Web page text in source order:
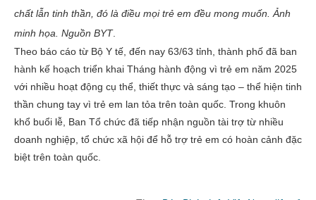
chất lẫn tinh thần, đó là điều mọi trẻ em đều mong muốn. Ảnh
minh họa. Nguồn BYT.
Theo báo cáo từ Bộ Y tế, đến nay 63/63 tỉnh, thành phố đã ban
hành kế hoạch triển khai Tháng hành động vì trẻ em năm 2025
với nhiều hoạt động cụ thể, thiết thực và sáng tạo – thể hiện tinh
thần chung tay vì trẻ em lan tỏa trên toàn quốc. Trong khuôn
khổ buổi lễ, Ban Tổ chức đã tiếp nhận nguồn tài trợ từ nhiều
doanh nghiệp, tổ chức xã hội để hỗ trợ trẻ em có hoàn cảnh đặc
biệt trên toàn quốc.